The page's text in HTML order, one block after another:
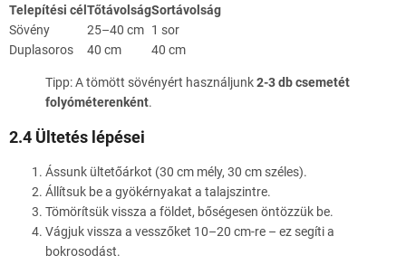
Telepítési cél TőtávolságSortávolság
Sövény
25–40 cm 1 sor
Duplasoros
40 cm 40 cm
Tipp: A tömött sövényért használjunk2-3 db csemetét
folyóméterenként.
2.4 Ültetés lépései
Ássunk ültetőárkot (30 cm mély, 30 cm széles).
Állítsuk be a gyökérnyakat a talajszintre.
Tömörítsük vissza a földet, bőségesen öntözzük be.
Vágjuk vissza a vesszőket 10–20 cm-re – ez segíti a
bokrosodást.